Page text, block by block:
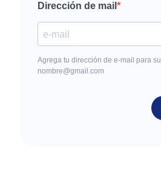
Dirección de mail
Agrega tu dirección de e-mail para
nombre@gmail.com